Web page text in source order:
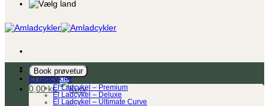
Book prøvetur
0,00kr.
Ladcykel
El ladcykler
El Ladcykel – Premium
El Ladcykel – Deluxe
El Ladcykel – Ultimate Curve